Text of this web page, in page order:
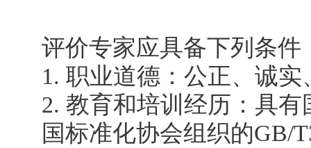
评价专家应具备下列条件
1. 职业道德：公正、诚
2. 教育和培训经历：具
国标准化协会组织的GB/